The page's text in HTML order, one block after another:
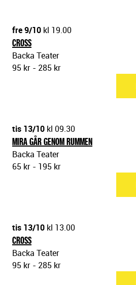
fre 9/10 kl 19.00
CROSS
Backa Teater
95 kr - 285 kr
tis 13/10 kl 09.30
MIRA GÅR GENOM RUMMEN
Backa Teater
65 kr - 195 kr
tis 13/10 kl 13.00
CROSS
Backa Teater
95 kr - 285 kr